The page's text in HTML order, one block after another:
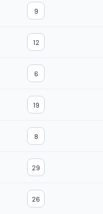
9
12
6
19
8
29
26